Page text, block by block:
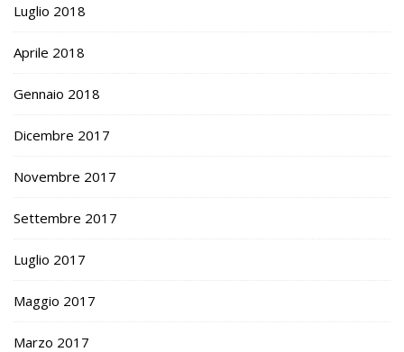
Luglio 2018
Aprile 2018
Gennaio 2018
Dicembre 2017
Novembre 2017
Settembre 2017
Luglio 2017
Maggio 2017
Marzo 2017